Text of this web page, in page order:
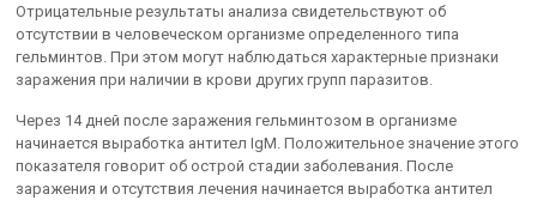
Отрицательные результаты анализа свидетельствуют об
отсутствии в человеческом организме определенного типа
гельминтов. При этом могут наблюдаться характерные признаки
заражения при наличии в крови других групп паразитов.
Через 14 дней после заражения гельминтозом в организме
начинается выработка антител IgM. Положительное значение этого
показателя говорит об острой стадии заболевания. После
заражения и отсутствия лечения начинается выработка антител